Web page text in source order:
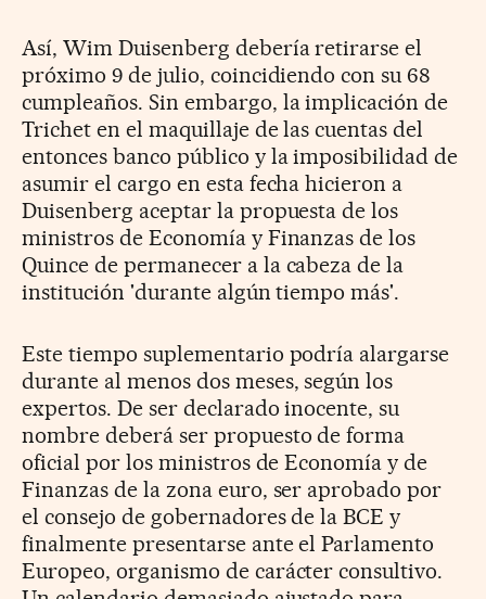
Así, Wim Duisenberg debería retirarse el
próximo 9 de julio, coincidiendo con su 68
cumpleaños. Sin embargo, la implicación de
Trichet en el maquillaje de las cuentas del
entonces banco público y la imposibilidad de
asumir el cargo en esta fecha hicieron a
Duisenberg aceptar la propuesta de los
ministros de Economía y Finanzas de los
Quince de permanecer a la cabeza de la
institución 'durante algún tiempo más'.
Este tiempo suplementario podría alargarse
durante al menos dos meses, según los
expertos. De ser declarado inocente, su
nombre deberá ser propuesto de forma
oficial por los ministros de Economía y de
Finanzas de la zona euro, ser aprobado por
el consejo de gobernadores de la BCE y
finalmente presentarse ante el Parlamento
Europeo, organismo de carácter consultivo.